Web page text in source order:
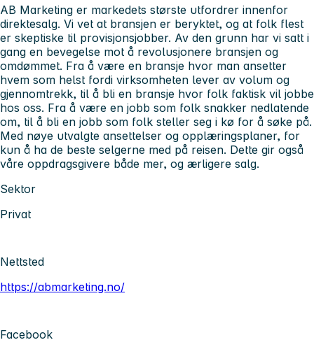
AB Marketing er markedets største utfordrer innenfor
direktesalg. Vi vet at bransjen er beryktet, og at folk flest
er skeptiske til provisjonsjobber. Av den grunn har vi satt i
gang en bevegelse mot å revolusjonere bransjen og
omdømmet. Fra å være en bransje hvor man ansetter
hvem som helst fordi virksomheten lever av volum og
gjennomtrekk, til å bli en bransje hvor folk faktisk vil jobbe
hos oss. Fra å være en jobb som folk snakker nedlatende
om, til å bli en jobb som folk steller seg i kø for å søke på.
Med nøye utvalgte ansettelser og opplæringsplaner, for
kun å ha de beste selgerne med på reisen. Dette gir også
våre oppdragsgivere både mer, og ærligere salg.
Sektor
Privat
Nettsted
https://abmarketing.no/
Facebook